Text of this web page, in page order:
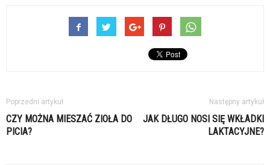
Poprzedni artykuł
CZY MOŻNA MIESZAĆ ZIOŁA DO
PICIA?
Następny artykuł
JAK DŁUGO NOSI SIĘ WKŁADKI
LAKTACYJNE?